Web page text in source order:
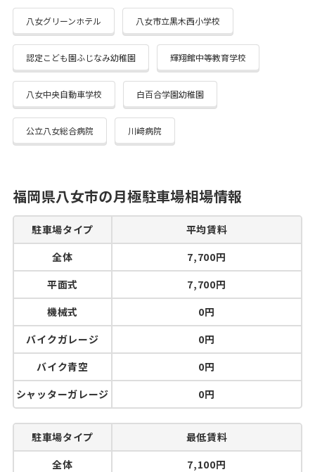
八女グリーンホテル 八女市立黒木西小学校
認定こども園ふじなみ幼稚園 輝翔館中等教育学校
八女中央自動車学校 白百合学園幼稚園
公立八女総合病院 川﨑病院
福岡県八女市の月極駐車場相場情報
駐車場タイプ
平均賃料
全体
7,700円
平面式
7,700円
機械式
0円
バイクガレージ
0円
バイク青空
0円
シャッターガレージ
0円
駐車場タイプ
最低賃料
全体
7,100円